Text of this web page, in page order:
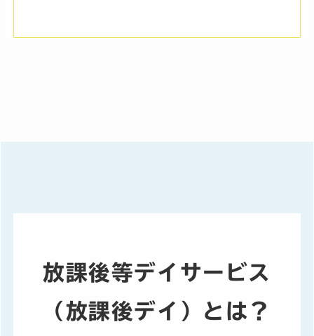
放課後等デイサービス
（放課後デイ）とは？